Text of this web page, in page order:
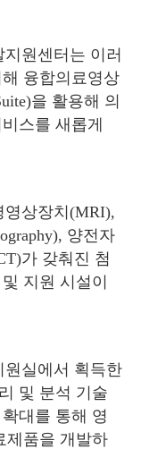
원센터는 이러
융합의료영상
을 활용해 의
스를 새롭게
영상장치(MRI),
양전자
가 갖춰진 첨
지원 시설이
원실에서 획득한
및 분석 기술
대를 통해 영
제품을 개발하